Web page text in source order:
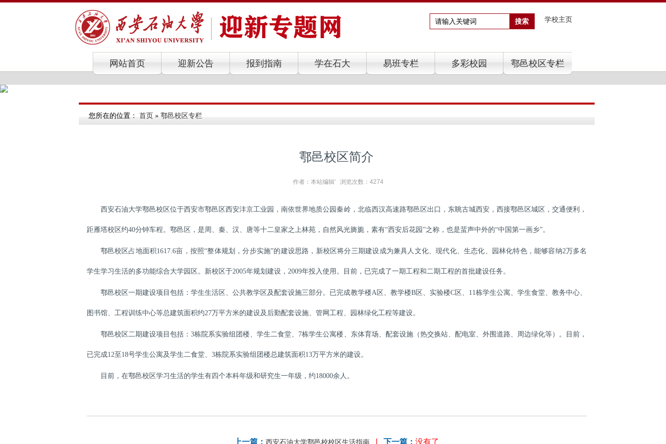
学校主页
网站首页 迎新公告 报到指南 学在石大 易班专栏 多彩校园 鄠邑校区专栏
您所在的位置： 首页 » 鄠邑校区专栏
鄠邑校区简介
作者：本站编辑' 浏览次数： 4274
西安石油大学鄠邑校区位于西安市鄠邑区西安沣京工业园，南依世界地质公园秦岭，北临西汉高速路鄠邑区出口，东眺古城西安，西接鄠邑区城区，交通便利，
距雁塔校区约40分钟车程。鄠邑区，是周、秦、汉、唐等十二皇家之上林苑，自然风光旖旎，素有“西安后花园”之称，也是蜚声中外的“中国第一画乡”。
鄠邑校区占地面积1617.6亩，按照“整体规划，分步实施”的建设思路，新校区将分三期建设成为兼具人文化、现代化、生态化、园林化特色，能够容纳2万多名
学生学习生活的多功能综合大学园区。新校区于2005年规划建设，2009年投入使用。目前，已完成了一期工程和二期工程的首批建设任务。
鄠邑校区一期建设项目包括：学生生活区、公共教学区及配套设施三部分。已完成教学楼A区、教学楼B区、实验楼C区、11栋学生公寓、学生食堂、教务中心、
图书馆、工程训练中心等总建筑面积约27万平方米的建设及后勤配套设施、管网工程、园林绿化工程等建设。
鄠邑校区二期建设项目包括： 3栋院系实验组团楼、学生二食堂、7栋学生公寓楼、东体育场、配套设施（热交换站、配电室、外围道路、周边绿化等）。目前，
已完成12至18号学生公寓及学生二食堂、3栋院系实验组团楼总建筑面积13万平方米的建设。
目前，在鄠邑校区学习生活的学生有四个本科年级和研究生一年级 ， 约18000余人。
上一篇：西安石油大学鄠邑校校区生活指南 |下一篇：没有了